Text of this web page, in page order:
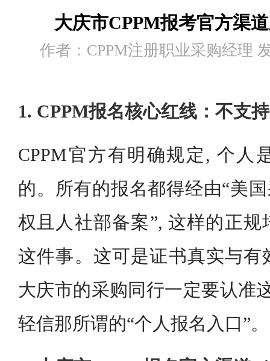
大庆市CPPM报考官方渠
作者：CPPM注册职业采购经理
1. CPPM报名核心红线：不支
CPPM官方有明确规定, 个人
的。所有的报名都得经由“美
权且人社部备案”, 这样的正
这件事。这可是证书真实与有
大庆市的采购同行一定要认准
轻信那所谓的“个人报名入口”。